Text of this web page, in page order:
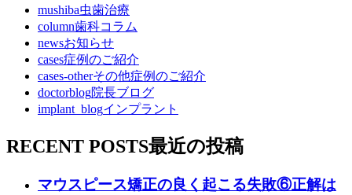
mushiba虫歯治療
column歯科コラム
newsお知らせ
cases症例のご紹介
cases-otherその他症例のご紹介
doctorblog院長ブログ
implant_blogインプラント
RECENT POSTS最近の投稿
マウスピース矯正の良く起こる失敗⑥正解は